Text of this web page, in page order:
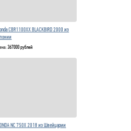
CBR1100XX BLACKBIRD 2000 из
367000 рублей
NC 750X 2018 из Швейцарии